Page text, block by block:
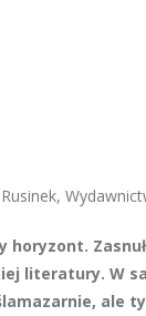
literatury. W
ale